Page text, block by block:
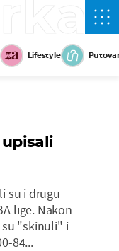
Lifestyle
su i drugu
lige. Nakon
su "skinuli" i
84...